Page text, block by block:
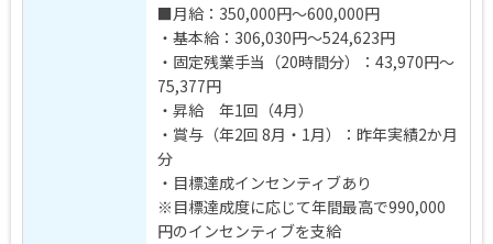
■月給：350,000円～600,000円
・基本給：306,030円～524,623円
・固定残業手当（20時間分）：43,970円～
75,377円
・昇給 年1回（4月）
・賞与（年2回 8月・1月）：昨年実績2か月
分
・目標達成インセンティブあり
※目標達成度に応じて年間最高で990,000
円のインセンティブを支給